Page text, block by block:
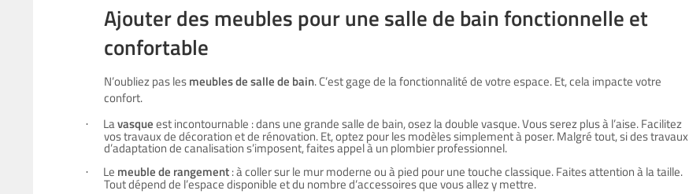
Ajouter des meubles pour une salle de bain fonctionnelle et
confortable
N’oubliez pas lesmeubles de salle de bain. C’est gage de la fonctionnalité de votre espace. Et, cela impacte votre
confort.
· Lavasqueest incontournable : dans une grande salle de bain, osez la double vasque. Vous serez plus à l’aise. Facilitez
vos travaux de décoration et de rénovation. Et, optez pour les modèles simplement à poser. Malgré tout, si des travaux
d’adaptation de canalisation s’imposent, faites appel à un plombier professionnel.
· Le meuble de rangement: à coller sur le mur moderne ou à pied pour une touche classique. Faites attention à la taille.
Tout dépend de l’espace disponible et du nombre d’accessoires que vous allez y mettre.